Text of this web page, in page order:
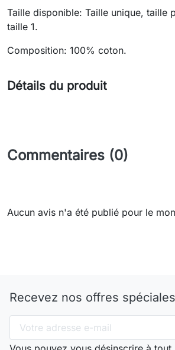
Taille disponible: Taille unique, taille
taille 1.
Composition: 100% coton.
Détails du produit
Commentaires (0)
Aucun avis n'a été publié pour le
Recevez nos offres spéciales